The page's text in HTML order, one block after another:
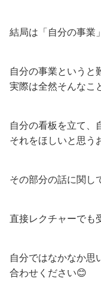
結局は「自分の事業
自分の事業というと
実際は全然そんなこ
自分の看板を立て、
それをほしいと思う
その部分の話に関し
直接レクチャーでも
自分ではなかなか思
合わせください😊